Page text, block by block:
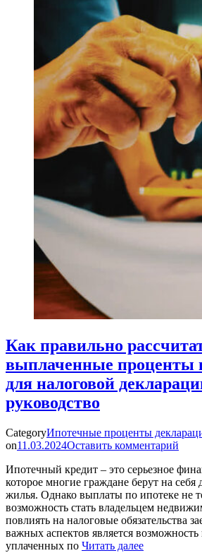
Как правильно
выплаченные проценты
для налоговой
руководство
CategoryИпотечные проценты
on11.03.2024Оставить комментарий
Ипотечный кредит – это серьезное
которое многие граждане берут на себя
жилья. Однако выплаты по ипотеке не
возможность стать владельцем
повлиять на налоговые обязательства
важных аспектов является
уплаченных по Читать далее